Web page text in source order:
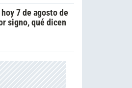
7 de agosto de
signo, qué dicen